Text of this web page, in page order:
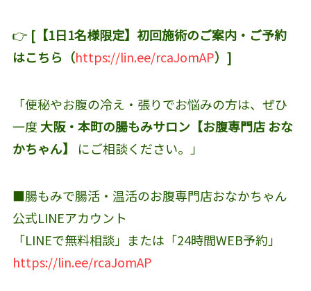
👉 [【1日1名様限定】初回施術のご案内・ご予約
はこちら（https://lin.ee/rcaJomAP）]
「便秘やお腹の冷え・張りでお悩みの方は、ぜひ
一度 大阪・本町の腸もみサロン【お腹専門店 おな
かちゃん】
にご相談ください。」
■腸もみで腸活・温活のお腹専門店おなかちゃん
公式LINEアカウント‬
「LINEで無料相談」または「24時間WEB予約」
https://lin.ee/rcaJomAP